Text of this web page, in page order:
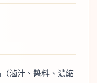
滷汁、醬料、濃縮